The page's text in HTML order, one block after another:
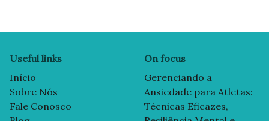
Useful links
Início
Sobre Nós
Fale Conosco
On focus
Gerenciando a
Ansiedade para Atletas:
Técnicas Eficazes,